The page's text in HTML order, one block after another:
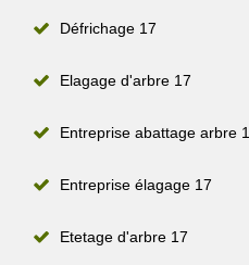
Défrichage 17
Elagage d'arbre 17
Entreprise abattage arbre
Entreprise élagage 17
Etetage d'arbre 17